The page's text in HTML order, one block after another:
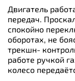
Двигатель
передач.
спокойно
оборотах, не
трекшн-
работе ручкой
колесо